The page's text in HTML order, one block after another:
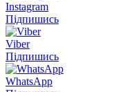
Instagram
Підпишись
Viber
Підпишись
WhatsApp